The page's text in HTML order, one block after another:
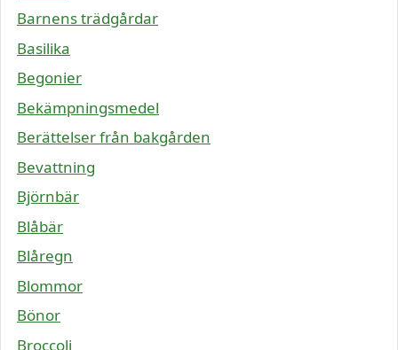
Barnens trädgårdar
Basilika
Begonier
Bekämpningsmedel
Berättelser från bakgården
Bevattning
Björnbär
Blåbär
Blåregn
Blommor
Bönor
Broccoli